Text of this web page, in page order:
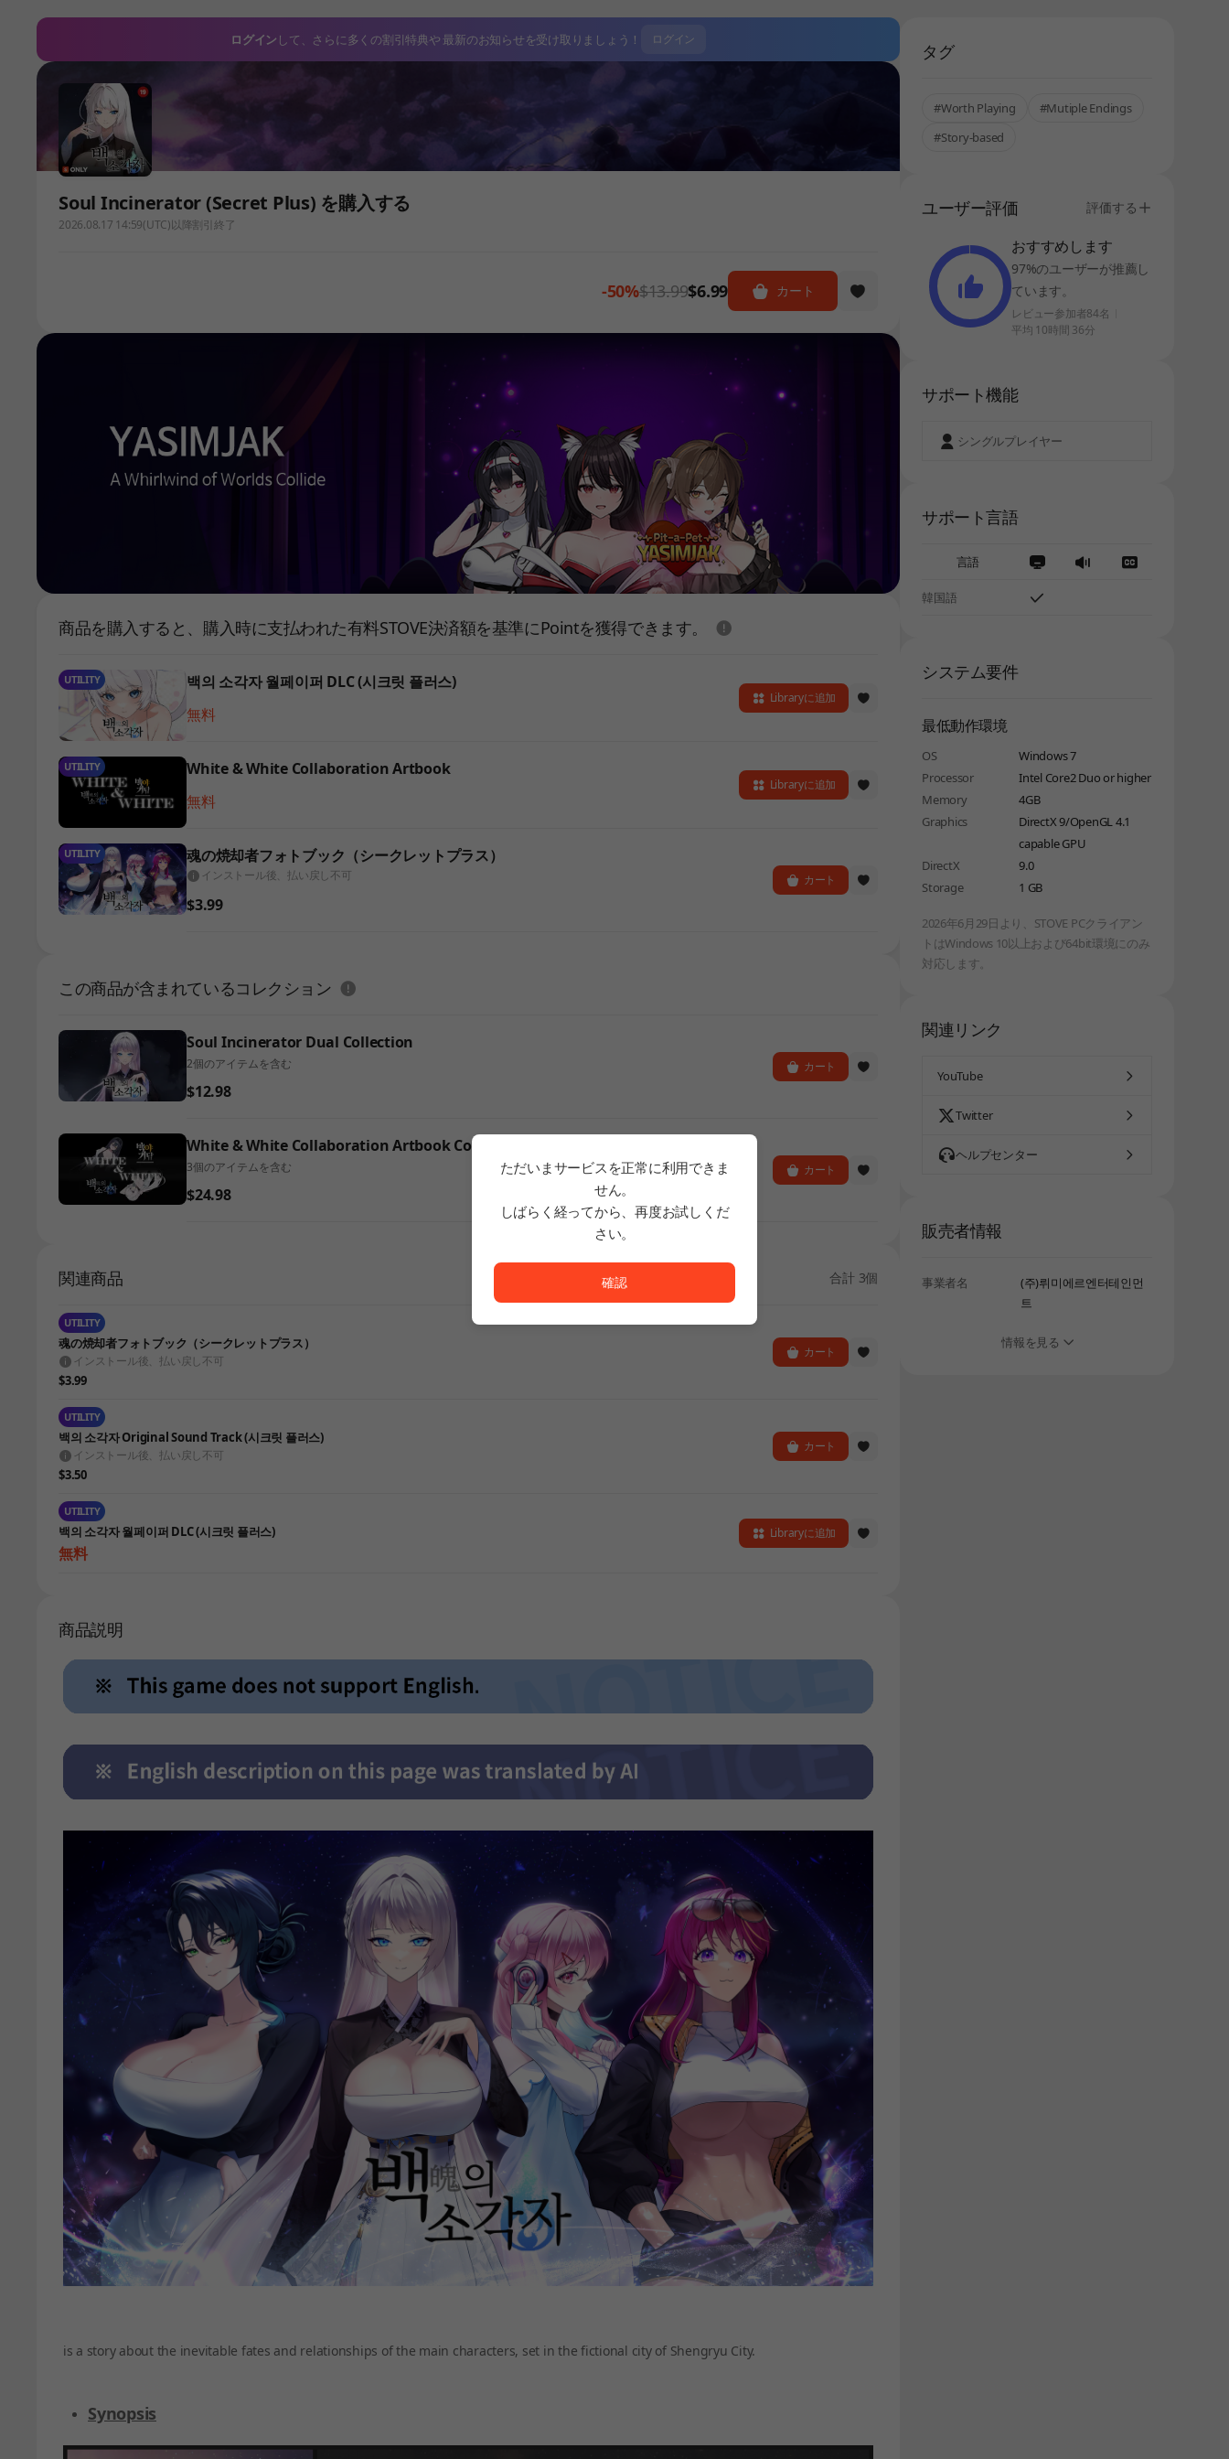
ログイン して、さらに多くの割引特典や最新のお知らせを受け取りましょう！ ログイン
Soul Incinerator (Secret Plus) を購入する
2026.08.17 14:59(UTC)以降割引終了
-50%$13.99$6.99 カート
商品を購入すると、購入時に支払われた有料STOVE決済額を基準にPointを獲得できます。 도움말
UTILITY
백의 소각자 월페이퍼 DLC (시크릿 플러스)
無料
Libraryに追加
UTILITY
White & White Collaboration Artbook
無料
Libraryに追加
UTILITY 魂の焼却者フォトブック（シークレットプラス）
インストール後、払い戻し不可
$3.99
カート
この商品が含まれているコレクション 도움말
Soul Incinerator Dual Collection
2個のアイテムを含む
$12.98
カート
White & White Collaboration Artbook Collection
3個のアイテムを含む
$24.98
カート
関連商品 合計 3個
UTILITY
魂の焼却者フォトブック（シークレットプラス）
インストール後、払い戻し不可
$3.99
カート
UTILITY
백의 소각자 Original Sound Track (시크릿 플러스)
インストール後、払い戻し不可
$3.50
カート
UTILITY
백의 소각자 월페이퍼 DLC (시크릿 플러스)
無料
Libraryに追加
商品説明
is a story about the inevitable fates and relationships of the main characters, set in the fictional city of Shengryu City.
Synopsis
タグ
#Worth Playing
#Mutiple Endings
#Story-based
ユーザー評価 評価する
おすすめします
97%のユーザーが推薦し
ています。
レビュー参加者84名
平均 10時間 36分
サポート機能
シングルプレイヤー
サポート言語
言語
韓国語
システム要件
最低動作環境
OS
Windows 7
Processor
Intel Core2 Duo or higher
Memory
4GB
Graphics
DirectX 9/OpenGL 4.1
capable GPU
DirectX
9.0
Storage
1 GB
2026年6月29日より、STOVE PCクライアン
トはWindows 10以上および64bit環境にのみ
対応します。
関連リンク
YouTube
Twitter
ヘルプセンター
販売者情報
事業者名
(주)뤼미에르엔터테인먼
트
情報を見る
ただいまサービスを正常に利用できま
せん。
しばらく経ってから、再度お試しくだ
さい。
確認